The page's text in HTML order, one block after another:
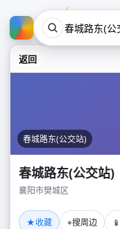
返回
春城路东(公交站)
春城路东(公交站)
襄阳市樊城区
★收藏 ⌖搜周边 📱